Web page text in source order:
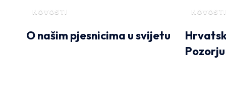
NOVOSTI
O našim pjesnicima u svijetu
NOVOSTI